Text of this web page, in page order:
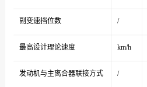
副变速挡位数 /
最高设计理论速度 km/h
发动机与主离合器联接方式 /